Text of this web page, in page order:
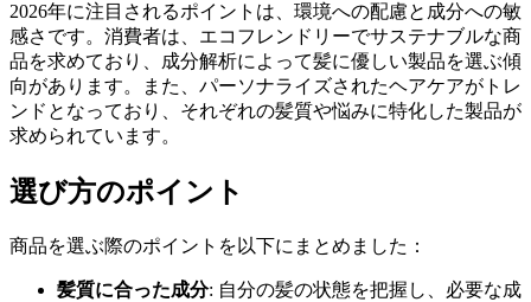
2026年に注目されるポイントは、環境への配慮と成分への敏
感さです。消費者は、エコフレンドリーでサステナブルな商
品を求めており、成分解析によって髪に優しい製品を選ぶ傾
向があります。また、パーソナライズされたヘアケアがトレ
ンドとなっており、それぞれの髪質や悩みに特化した製品が
求められています。
選び方のポイント
商品を選ぶ際のポイントを以下にまとめました：
髪質に合った成分: 自分の髪の状態を把握し、必要な成